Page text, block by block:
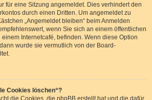
für eine Sitzung angemeldet. Dies verhindert den
durch einen Dritten. Um angemeldet zu
„Angemeldet bleiben“ beim Anmelden
wenn Sie sich an einem öffentlichen
Internetcafé, befinden. Wenn diese Option
wurde sie vermutlich von der Board-
Cookies löschen“?
die Cookies, die phpBB erstellt hat und die dafür